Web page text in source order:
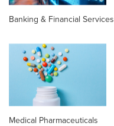
Banking & Financial Services
Medical Pharmaceuticals